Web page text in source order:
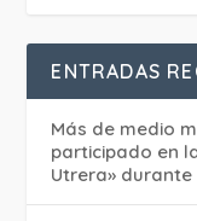
ENTRADAS
Más de medio
participado en
Utrera»